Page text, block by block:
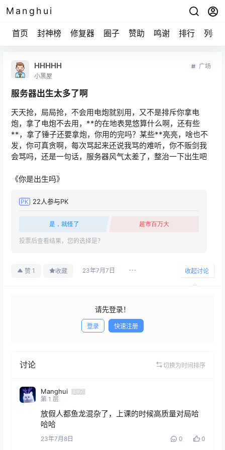
Manghui
首页 封神榜 修复器 圈子 赞助 鸣谢 排行 列表
HHHHH
小黑屋
广场
服务器出生太多了啊
天天抢，局局抢，不会用电炮就别用，又不是排斥你拿电
炮，拿了电炮不去用，**的在地表晃悠算什么啊，还有些
**，拿了锤子还要拿炮，你用的完吗？某些**亮亮，啥也不
发，你可真贪啊，每次骂起来还说我骂的难听，你不贩剑我
会骂吗，还是一句话，服务器风气太差了，整治一下出生吧
《你是出生吗》
PK 22人参与PK
是，就怪了 超市百万大
投票后查看结果，您的选择是？
赞 1 收藏 23年7月7日 收起讨论
请先登录！
登录 快速注册
讨论 切换为时间排序
Manghui
Lv7
第 1 层
放假人都鱼龙混杂了，上课的时候高质量对局哈
哈哈
23年7月8日 0 0